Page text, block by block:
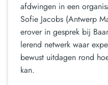
afdwingen in een
Sofie Jacobs (Antwerp
erover in gesprek bij
lerend netwerk waar
bewust uitdagen rond
kan.